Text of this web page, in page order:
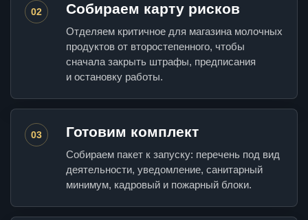
02 Собираем карту рисков
Отделяем критичное для магазина молочных
продуктов от второстепенного, чтобы
сначала закрыть штрафы, предписания
и остановку работы.
03 Готовим комплект
Собираем пакет к запуску: перечень под вид
деятельности, уведомление, санитарный
минимум, кадровый и пожарный блоки.